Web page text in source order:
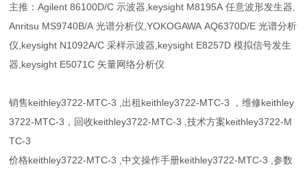
主推：Agilent 86100D/C 示波器,keysight M8195A 任意波形发生器,
Anritsu MS9740B/A 光谱分析仪,YOKOGAWA AQ6370D/E 光谱分析
仪,keysight N1092A/C 采样示波器,keysight E8257D 模拟信号发生
器,keysight E5071C 矢量网络分析仪
销售keithley3722-MTC-3 ,出租keithley3722-MTC-3 ，维修keithley
3722-MTC-3 ，回收keithley3722-MTC-3 ,技术方案keithley3722-M
TC-3
价格keithley3722-MTC-3 ,中文操作手册keithley3722-MTC-3 ,参数